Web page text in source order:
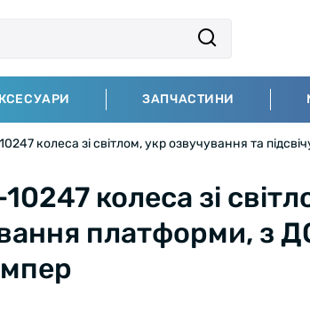
ЗАПЧАСТИНИ
колеса зі світлом, укр озвучування та
колеса зі
платформи, з